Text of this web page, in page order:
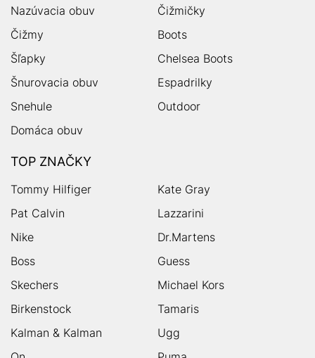
Nazúvacia obuv
Čižmičky
Čižmy
Boots
Šľapky
Chelsea Boots
Šnurovacia obuv
Espadrilky
Snehule
Outdoor
Domáca obuv
TOP ZNAČKY
Tommy Hilfiger
Kate Gray
Pat Calvin
Lazzarini
Nike
Dr.Martens
Boss
Guess
Skechers
Michael Kors
Birkenstock
Tamaris
Kalman & Kalman
Ugg